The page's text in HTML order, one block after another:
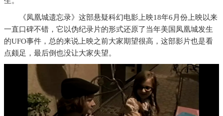
《凤凰城遗忘录》这部悬疑科幻电影上映18年6月份上映以来
一直口碑不错，它以伪纪录片的形式还原了当年美国凤凰城发生
的UFO事件，总的来说上映之前大家期望很高，这部影片也是看
点颇足，最后倒也没让大家失望。